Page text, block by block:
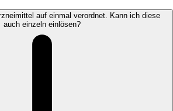
auf einmal verordnet. Kann ich diese
auch einzeln einlösen?